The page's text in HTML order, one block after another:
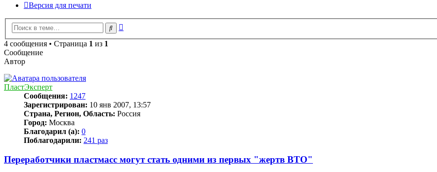
Версия для печати
Поиск
4 сообщения • Страница 1 из 1
Сообщение
Автор
ПластЭксперт
Сообщения: 1247
Зарегистрирован: 10 янв 2007, 13:57
Страна, Регион, Область: Россия
Город: Москва
Благодарил (а): 0
Поблагодарили: 241 раз
Переработчики пластмасс могут стать одними из первых "жертв ВТО"